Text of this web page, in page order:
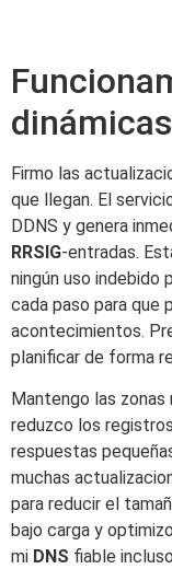
dinámicas
Firmo las
que llegan. El
DDNS y genera
RRSIG-entradas.
ningún uso indebido
cada paso para que
acontecimientos.
planificar de forma
Mantengo las
reduzco los
respuestas
muchas
para reducir el
bajo carga y
mi DNS fiable